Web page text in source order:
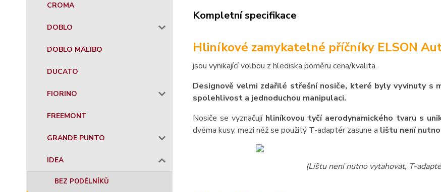
CROMA
DOBLO
DOBLO MALIBO
DUCATO
FIORINO
FREEMONT
GRANDE PUNTO
IDEA
BEZ PODÉLNÍKŮ
Kompletní specifikace
Hliníkové zamykatelné příčníky ELSON
jsou vynikající volbou z hlediska poměru cena/kvalita.
Designově velmi zdařilé střešní nosiče, které byly vyvinuty s
spolehlivost a jednoduchou manipulaci.
Nosiče se vyznačují hliníkovou tyčí aerodynamického tvaru s
dvěma kusy, mezi něž se použitý T-adaptér zasune a lištu není
(Lištu není nutno vytahovat, T-